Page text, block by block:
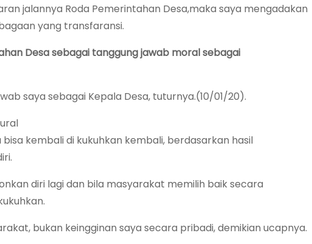
jalannya Roda Pemerintahan Desa,maka saya mengadakan
yang transfaransi.
Desa sebagai tanggung jawab moral sebagai
saya sebagai Kepala Desa, tuturnya.(10/01/20).
kembali di kukuhkan kembali, berdasarkan hasil
diri lagi dan bila masyarakat memilih baik secara
bukan keingginan saya secara pribadi, demikian ucapnya.